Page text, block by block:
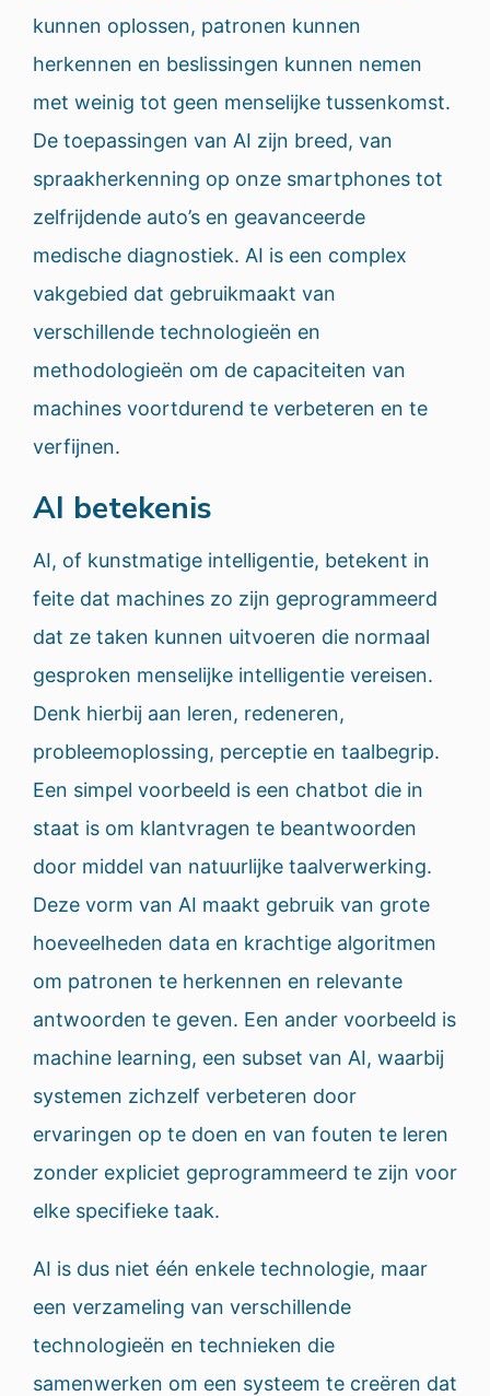
kunnen oplossen, patronen kunnen
herkennen en beslissingen kunnen nemen
met weinig tot geen menselijke tussenkomst.
De toepassingen van AI zijn breed, van
spraakherkenning op onze smartphones tot
zelfrijdende auto’s en geavanceerde
medische diagnostiek. AI is een complex
vakgebied dat gebruikmaakt van
verschillende technologieën en
methodologieën om de capaciteiten van
machines voortdurend te verbeteren en te
verfijnen.
AI betekenis
AI, of kunstmatige intelligentie, betekent in
feite dat machines zo zijn geprogrammeerd
dat ze taken kunnen uitvoeren die normaal
gesproken menselijke intelligentie vereisen.
Denk hierbij aan leren, redeneren,
probleemoplossing, perceptie en taalbegrip.
Een simpel voorbeeld is een chatbot die in
staat is om klantvragen te beantwoorden
door middel van natuurlijke taalverwerking.
Deze vorm van AI maakt gebruik van grote
hoeveelheden data en krachtige algoritmen
om patronen te herkennen en relevante
antwoorden te geven. Een ander voorbeeld is
machine learning, een subset van AI, waarbij
systemen zichzelf verbeteren door
ervaringen op te doen en van fouten te leren
zonder expliciet geprogrammeerd te zijn voor
elke specifieke taak.
AI is dus niet één enkele technologie, maar
een verzameling van verschillende
technologieën en technieken die
samenwerken om een systeem te creëren dat